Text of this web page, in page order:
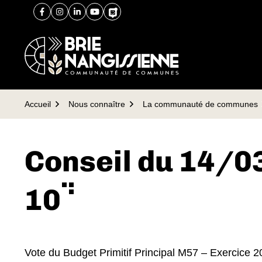
Gestion des traceurs
navigation
contenu
Facebook
(ouverture dans un nouvel onglet)
Instagram
(ouverture dans un nouvel onglet)
Linkedin
(ouverture dans un nouvel onglet)
YouTube
(ouverture dans un nouvel onglet)
PanneauPocket
(ouverture dans un nouvel
Accueil Nous connaître La communauté de communes
Conseil du 14/
10
Vote du Budget Primitif Principal M57 – Exercice